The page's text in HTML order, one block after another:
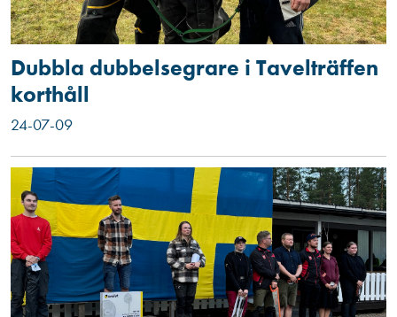
Dubbla dubbelsegrare i Tavelträffen
korthåll
24-07-09